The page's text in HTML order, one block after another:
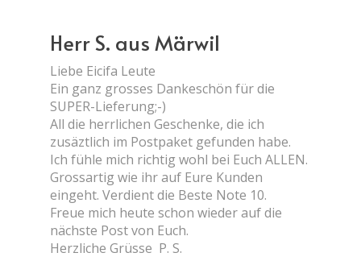
Herr S. aus Märwil
Liebe Eicifa Leute
Ein ganz grosses Dankeschön für die
SUPER-Lieferung;-)
All die herrlichen Geschenke, die ich
zusäztlich im Postpaket gefunden habe.
Ich fühle mich richtig wohl bei Euch ALLEN.
Grossartig wie ihr auf Eure Kunden
eingeht. Verdient die Beste Note 10.
Freue mich heute schon wieder auf die
nächste Post von Euch.
Herzliche Grüsse P. S.